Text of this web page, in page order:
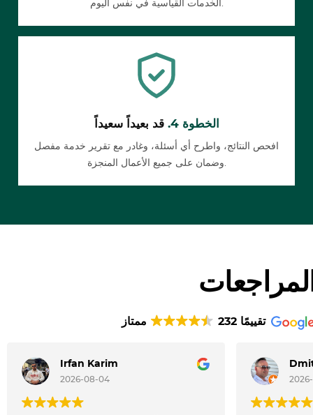
الخدمات القياسية في نفس اليوم.
الخطوة 4. قد بعيداً سعيداً
افحص النتائج، واطرح أي أسئلة، وغادر مع تقرير خدمة مفصل
وضمان على جميع الأعمال المنجزة.
ممتاز 232 تقييمًا
Irfan Karim
2026-08-04